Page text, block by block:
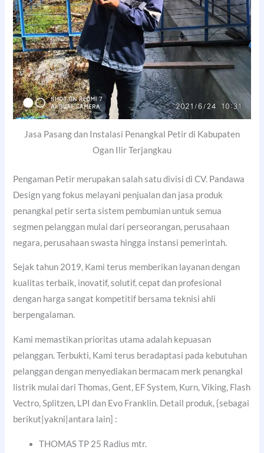
Jasa Pasang dan Instalasi Penangkal Petir di Kabupaten
Ogan Ilir Terjangkau
Pengaman Petir merupakan salah satu divisi di CV. Pandawa
Design yang fokus melayani penjualan dan jasa produk
penangkal petir serta sistem pembumian untuk semua
segmen pelanggan mulai dari perseorangan, perusahaan
negara, perusahaan swasta hingga instansi pemerintah.
Sejak tahun 2019, Kami terus memberikan layanan dengan
kualitas terbaik, inovatif, solutif, cepat dan profesional
dengan harga sangat kompetitif bersama teknisi ahli
berpengalaman.
Kami memastikan prioritas utama adalah kepuasan
pelanggan. Terbukti, Kami terus beradaptasi pada kebutuhan
pelanggan dengan menyediakan bermacam merk penangkal
listrik mulai dari Thomas, Gent, EF System, Kurn, Viking, Flash
Vectro, Splitzen, LPI dan Evo Franklin. Detail produk, {sebagai
berikut|yakni|antara lain] :
THOMAS TP 25 Radius mtr.